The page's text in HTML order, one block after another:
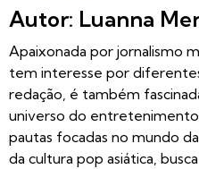
Autor: Luanna
Apaixonada por jornalismo
tem interesse por
redação, é também
universo do entretenimento
pautas focadas no mundo
da cultura pop asiática,